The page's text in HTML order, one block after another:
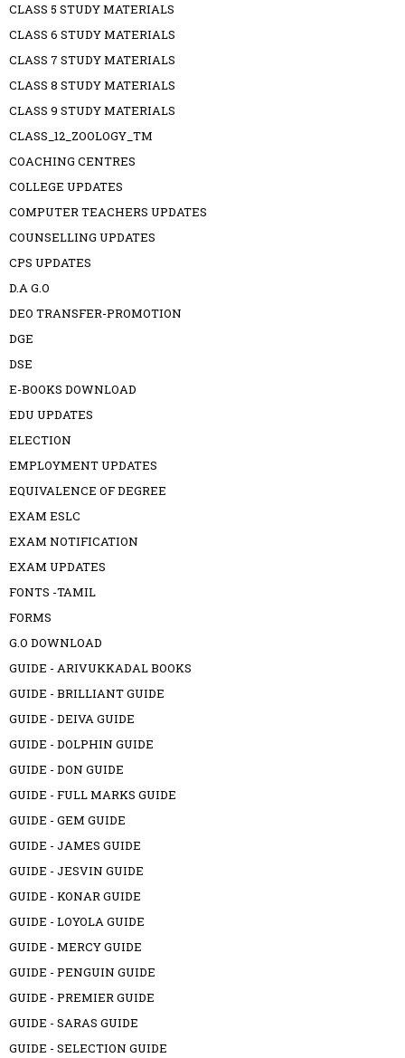
CLASS 5 STUDY MATERIALS
CLASS 6 STUDY MATERIALS
CLASS 7 STUDY MATERIALS
CLASS 8 STUDY MATERIALS
CLASS 9 STUDY MATERIALS
CLASS_12_ZOOLOGY_TM
COACHING CENTRES
COLLEGE UPDATES
COMPUTER TEACHERS UPDATES
COUNSELLING UPDATES
CPS UPDATES
D.A G.O
DEO TRANSFER-PROMOTION
DGE
DSE
E-BOOKS DOWNLOAD
EDU UPDATES
ELECTION
EMPLOYMENT UPDATES
EQUIVALENCE OF DEGREE
EXAM ESLC
EXAM NOTIFICATION
EXAM UPDATES
FONTS -TAMIL
FORMS
G.O DOWNLOAD
GUIDE - ARIVUKKADAL BOOKS
GUIDE - BRILLIANT GUIDE
GUIDE - DEIVA GUIDE
GUIDE - DOLPHIN GUIDE
GUIDE - DON GUIDE
GUIDE - FULL MARKS GUIDE
GUIDE - GEM GUIDE
GUIDE - JAMES GUIDE
GUIDE - JESVIN GUIDE
GUIDE - KONAR GUIDE
GUIDE - LOYOLA GUIDE
GUIDE - MERCY GUIDE
GUIDE - PENGUIN GUIDE
GUIDE - PREMIER GUIDE
GUIDE - SARAS GUIDE
GUIDE - SELECTION GUIDE